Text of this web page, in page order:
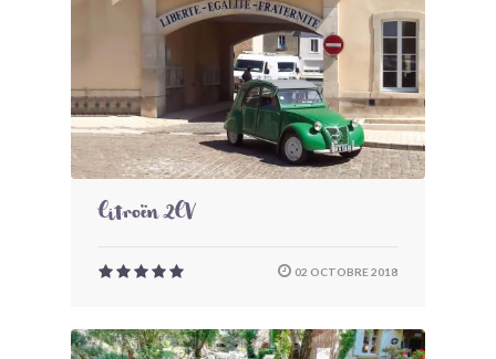
Citroën 2CV
02 OCTOBRE 2018